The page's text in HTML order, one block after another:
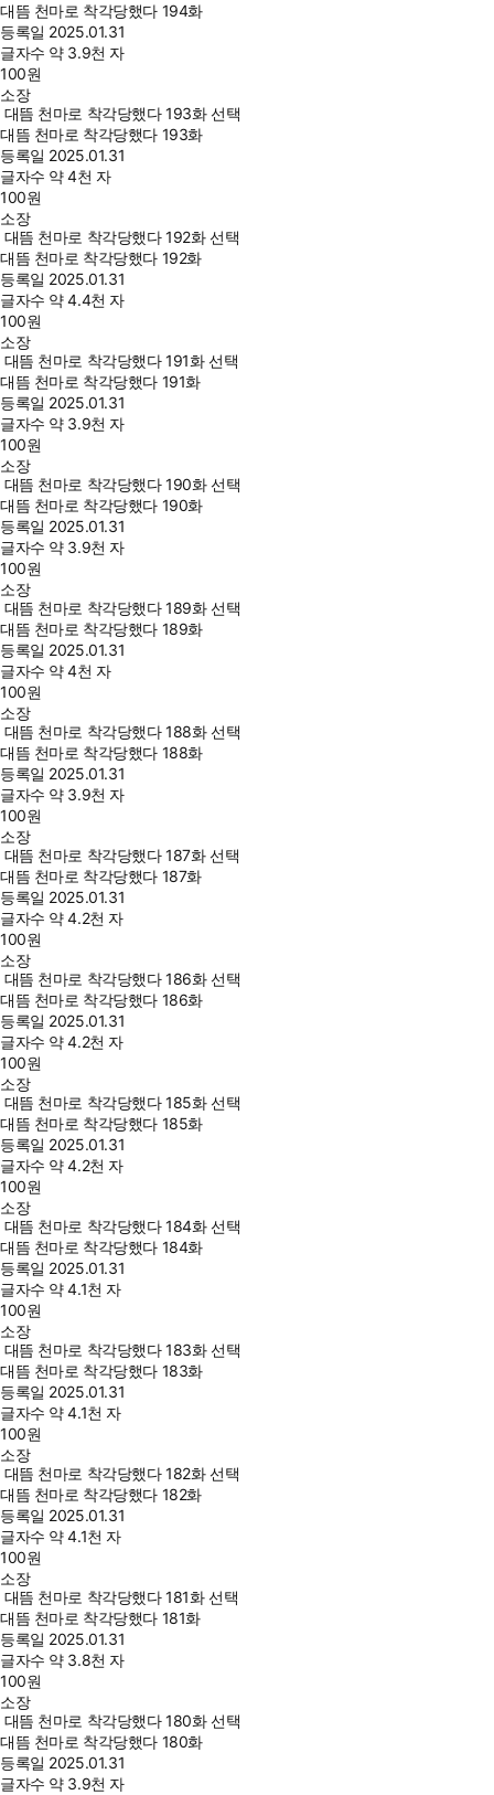
대뜸 천마로 착각당했다 194화
등록일 2025.01.31
글자수 약 3.9천 자
100원
소장
대뜸 천마로 착각당했다 193화 선택
대뜸 천마로 착각당했다 193화
등록일 2025.01.31
글자수 약 4천 자
100원
소장
대뜸 천마로 착각당했다 192화 선택
대뜸 천마로 착각당했다 192화
등록일 2025.01.31
글자수 약 4.4천 자
100원
소장
대뜸 천마로 착각당했다 191화 선택
대뜸 천마로 착각당했다 191화
등록일 2025.01.31
글자수 약 3.9천 자
100원
소장
대뜸 천마로 착각당했다 190화 선택
대뜸 천마로 착각당했다 190화
등록일 2025.01.31
글자수 약 3.9천 자
100원
소장
대뜸 천마로 착각당했다 189화 선택
대뜸 천마로 착각당했다 189화
등록일 2025.01.31
글자수 약 4천 자
100원
소장
대뜸 천마로 착각당했다 188화 선택
대뜸 천마로 착각당했다 188화
등록일 2025.01.31
글자수 약 3.9천 자
100원
소장
대뜸 천마로 착각당했다 187화 선택
대뜸 천마로 착각당했다 187화
등록일 2025.01.31
글자수 약 4.2천 자
100원
소장
대뜸 천마로 착각당했다 186화 선택
대뜸 천마로 착각당했다 186화
등록일 2025.01.31
글자수 약 4.2천 자
100원
소장
대뜸 천마로 착각당했다 185화 선택
대뜸 천마로 착각당했다 185화
등록일 2025.01.31
글자수 약 4.2천 자
100원
소장
대뜸 천마로 착각당했다 184화 선택
대뜸 천마로 착각당했다 184화
등록일 2025.01.31
글자수 약 4.1천 자
100원
소장
대뜸 천마로 착각당했다 183화 선택
대뜸 천마로 착각당했다 183화
등록일 2025.01.31
글자수 약 4.1천 자
100원
소장
대뜸 천마로 착각당했다 182화 선택
대뜸 천마로 착각당했다 182화
등록일 2025.01.31
글자수 약 4.1천 자
100원
소장
대뜸 천마로 착각당했다 181화 선택
대뜸 천마로 착각당했다 181화
등록일 2025.01.31
글자수 약 3.8천 자
100원
소장
대뜸 천마로 착각당했다 180화 선택
대뜸 천마로 착각당했다 180화
등록일 2025.01.31
글자수 약 3.9천 자